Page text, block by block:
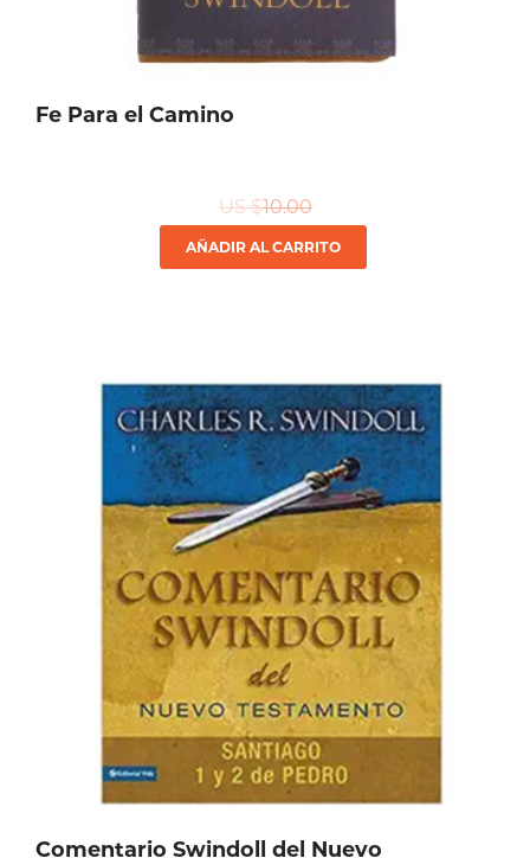
Fe Para el Camino
US $10.00
AÑADIR AL CARRITO
Comentario Swindoll del Nuevo